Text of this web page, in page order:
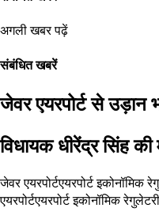
अगली खबर पढ़ें
संबंधित खबरें
जेवर एयरपोर्ट से उड़ान
विधायक धीरेंद्र सिंह
जेवर एयरपोर्टएयरपोर्ट इकोनॉमिक
एयरपोर्टएयरपोर्ट इकोनॉमिक